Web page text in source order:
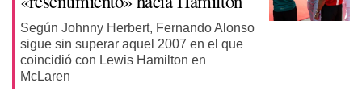
Según Johnny Herbert, Fernando Alonso
sigue sin superar aquel 2007 en el que
coincidió con Lewis Hamilton en
McLaren